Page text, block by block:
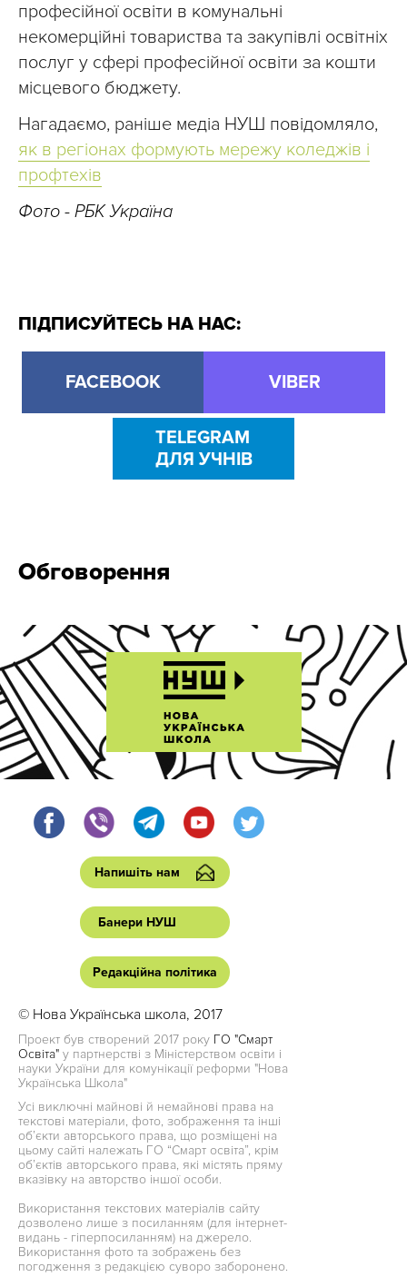
професійної освіти в комунальні
некомерційні товариства та закупівлі освітніх
послуг у сфері професійної освіти за кошти
місцевого бюджету.
Нагадаємо, раніше медіа НУШ повідомляло,
як в регіонах формують мережу коледжів і
профтехів
Фото - РБК Україна
ПІДПИСУЙТЕСЬ НА НАС:
FACEBOOK VIBER
TELEGRAM
ДЛЯ УЧНІВ
Обговорення
Напишіть нам
Банери НУШ
Редакційна політика
© Нова Українська школа, 2017
Проект був створений 2017 року ГО "Смарт
Освіта" у партнерстві з Міністерством освіти і
науки України для комунікації реформи "Нова
Українська Школа"
Усі виключні майнові й немайнові права на
текстові матеріали, фото, зображення та інші
об’єкти авторського права, що розміщені на
цьому сайті належать ГО “Смарт освіта”, крім
об’єктів авторського права, які містять пряму
вказівку на авторство іншої особи.
Використання текстових матеріалів сайту
дозволено лише з посиланням (для інтернет-
видань - гіперпосиланням) на джерело.
Використання фото та зображень без
погодження з редакцією суворо заборонено.